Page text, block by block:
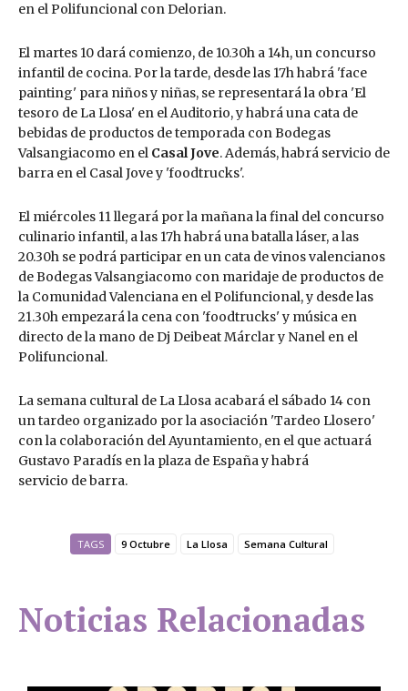
en el Polifuncional con Delorian.
El martes 10 dará comienzo, de 10.30h a 14h, un concurso
infantil de cocina. Por la tarde, desde las 17h habrá 'face
painting' para niños y niñas, se representará la obra 'El
tesoro de La Llosa' en el Auditorio, y habrá una cata de
bebidas de productos de temporada con Bodegas
Valsangiacomo en el Casal Jove. Además, habrá servicio de
barra en el Casal Jove y 'foodtrucks'.
El miércoles 11 llegará por la mañana la final del concurso
culinario infantil, a las 17h habrá una batalla láser, a las
20.30h se podrá participar en un cata de vinos valencianos
de Bodegas Valsangiacomo con maridaje de productos de
la Comunidad Valenciana en el Polifuncional, y desde las
21.30h empezará la cena con 'foodtrucks' y música en
directo de la mano de Dj Deibeat Márclar y Nanel en el
Polifuncional.
La semana cultural de La Llosa acabará el sábado 14 con
un tardeo organizado por la asociación 'Tardeo Llosero'
con la colaboración del Ayuntamiento, en el que actuará
Gustavo Paradís en la plaza de España y habrá
servicio de barra.
TAGS 9 Octubre La Llosa Semana Cultural
Noticias Relacionadas